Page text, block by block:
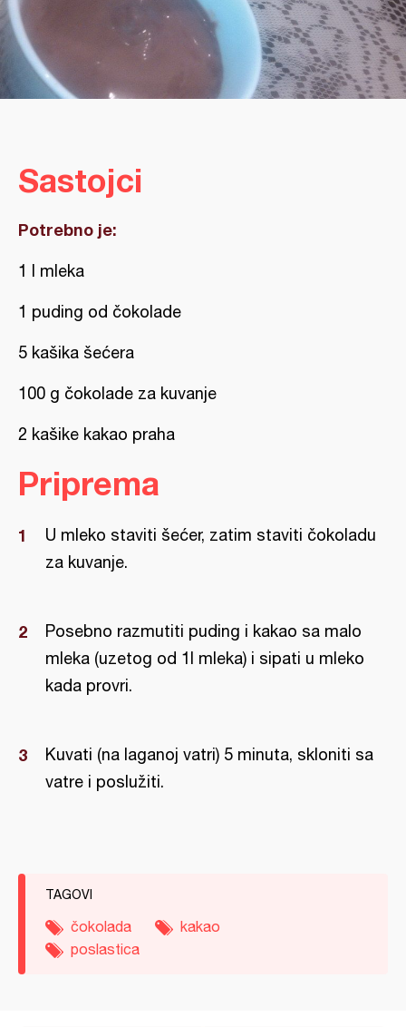
Sastojci
Potrebno je:
1 l mleka
1 puding od čokolade
5 kašika šećera
100 g čokolade za kuvanje
2 kašike kakao praha
Priprema
U mleko staviti šećer, zatim staviti čokoladu
za kuvanje.
Posebno razmutiti puding i kakao sa malo
mleka (uzetog od 1l mleka) i sipati u mleko
kada provri.
Kuvati (na laganoj vatri) 5 minuta, skloniti sa
vatre i poslužiti.
TAGOVI
čokolada
kakao
poslastica